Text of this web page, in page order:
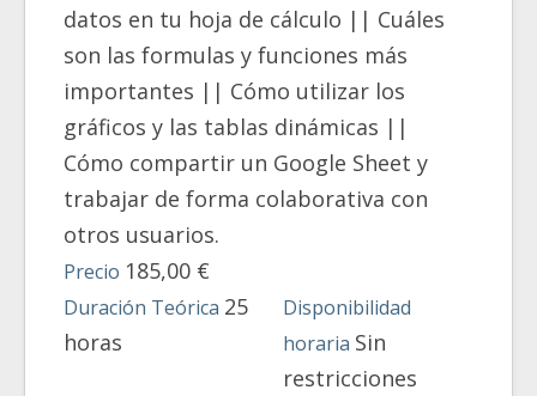
datos en tu hoja de cálculo || Cuáles
son las formulas y funciones más
importantes || Cómo utilizar los
gráficos y las tablas dinámicas ||
Cómo compartir un Google Sheet y
trabajar de forma colaborativa con
otros usuarios.
Precio 185,00 €
Duración Teórica 25
horas
Disponibilidad
horaria Sin
restricciones